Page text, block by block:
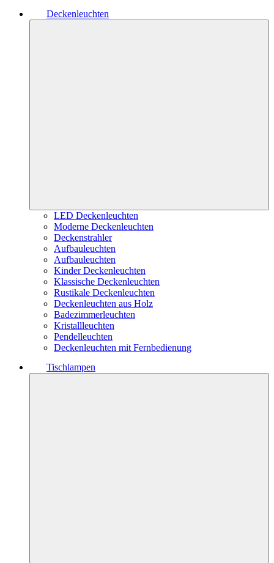
Deckenleuchten
LED Deckenleuchten
Moderne Deckenleuchten
Deckenstrahler
Aufbauleuchten
Aufbauleuchten
Kinder Deckenleuchten
Klassische Deckenleuchten
Rustikale Deckenleuchten
Deckenleuchten aus Holz
Badezimmerleuchten
Kristallleuchten
Pendelleuchten
Deckenleuchten mit Fernbedienung
Tischlampen